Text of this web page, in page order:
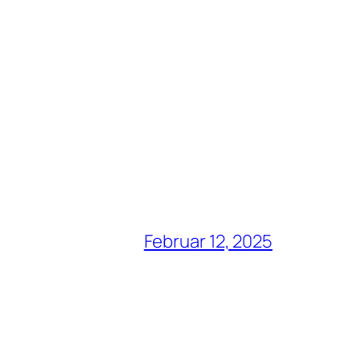
Februar 12, 2025